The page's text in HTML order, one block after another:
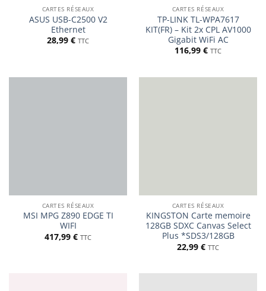
CARTES RÉSEAUX
ASUS USB-C2500 V2
Ethernet
28,99 € TTC
CARTES RÉSEAUX
TP-LINK TL-WPA7617
KIT(FR) – Kit 2x CPL AV1000
Gigabit WiFi AC
116,99 € TTC
CARTES RÉSEAUX
MSI MPG Z890 EDGE TI
WIFI
417,99 € TTC
CARTES RÉSEAUX
KINGSTON Carte memoire
128GB SDXC Canvas Select
Plus *SDS3/128GB
22,99 € TTC